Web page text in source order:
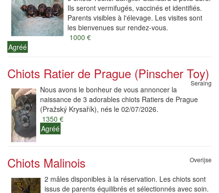
Ils seront vermifugés, vaccinés et identifiés.
Parents visibles à l'élevage. Les visites sont
les bienvenues sur rendez-vous.
1000 €
Agréé
Chiots Ratier de Prague (Pinscher Toy)
Seraing
Nous avons le bonheur de vous annoncer la
naissance de 3 adorables chiots Ratiers de Prague
(Pražský Krysařík), nés le 02/07/2026.
1350 €
Agréé
Chiots Malinois Overijse
2 mâles disponibles à la réservation. Les chiots sont
issus de parents équilibrés et sélectionnés avec soin.